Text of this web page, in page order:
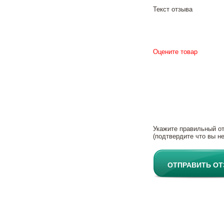
Текст отзыва
Оцените товар
Укажите правильный
(подтвердите что вы
ОТПРАВИТЬ